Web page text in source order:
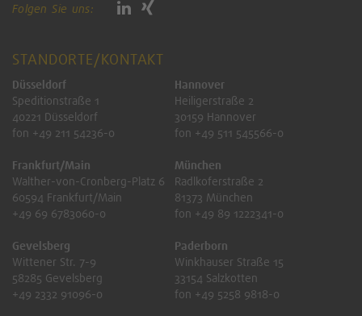
Folgen Sie uns:
STANDORTE/KONTAKT
Düsseldorf
Speditionstraße 1
40221 Düsseldorf
fon +49 211 54236-0
Frankfurt/Main
Walther-von-Cronberg-Platz 6
60594 Frankfurt/Main
+49 69 6783060-0
Gevelsberg
Wittener Str. 7-9
58285 Gevelsberg
+49 2332 91096-0
Hannover
Heiligerstraße 2
30159 Hannover
fon +49 511 545566-0
München
Radlkoferstraße 2
81373 München
fon +49 89 1222341-0
Paderborn
Winkhauser Straße 15
33154 Salzkotten
fon +49 5258 9818-0